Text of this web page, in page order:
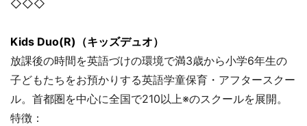
◇◇◇
Kids Duo(R)（キッズデュオ）
放課後の時間を英語づけの環境で満3歳から小学6年生の
子どもたちをお預かりする英語学童保育・アフタースクー
ル。首都圏を中心に全国で210以上※のスクールを展開。
特徴：